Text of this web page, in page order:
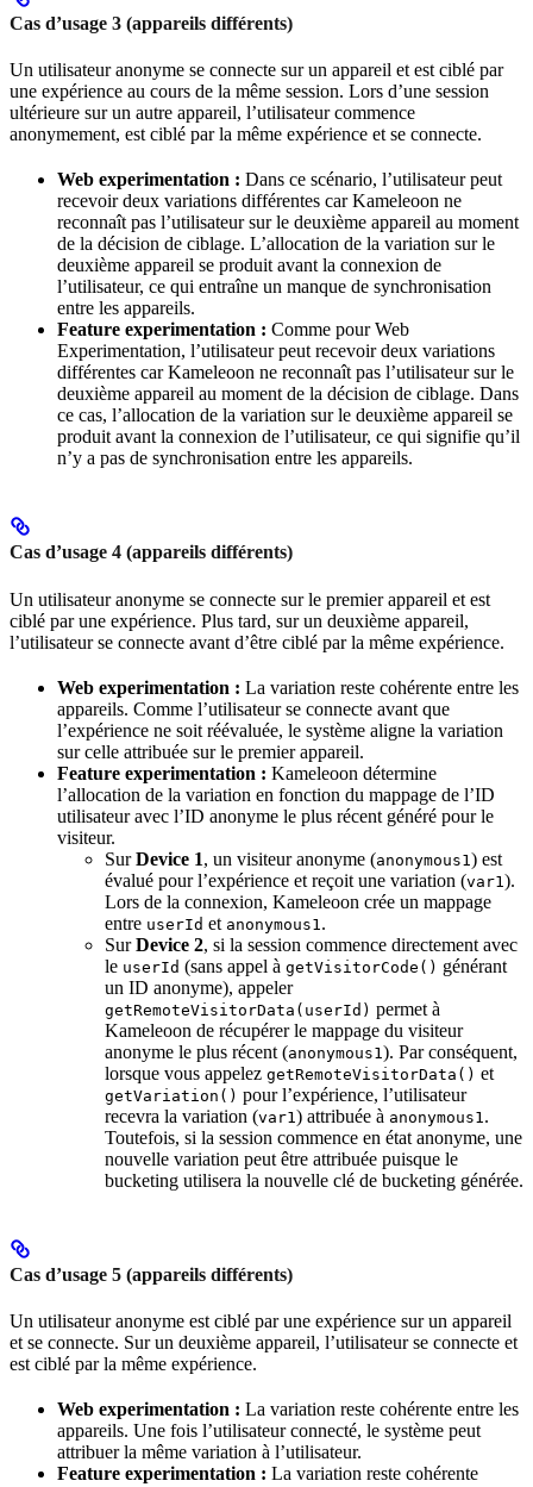
Cas d’usage 3 (appareils différents)
Un utilisateur anonyme se connecte sur un appareil et est ciblé par
une expérience au cours de la même session. Lors d’une session
ultérieure sur un autre appareil, l’utilisateur commence
anonymement, est ciblé par la même expérience et se connecte.
Web experimentation : Dans ce scénario, l’utilisateur peut
recevoir deux variations différentes car Kameleoon ne
reconnaît pas l’utilisateur sur le deuxième appareil au moment
de la décision de ciblage. L’allocation de la variation sur le
deuxième appareil se produit avant la connexion de
l’utilisateur, ce qui entraîne un manque de synchronisation
entre les appareils.
Feature experimentation : Comme pour Web
Experimentation, l’utilisateur peut recevoir deux variations
différentes car Kameleoon ne reconnaît pas l’utilisateur sur le
deuxième appareil au moment de la décision de ciblage. Dans
ce cas, l’allocation de la variation sur le deuxième appareil se
produit avant la connexion de l’utilisateur, ce qui signifie qu’il
n’y a pas de synchronisation entre les appareils.
Cas d’usage 4 (appareils différents)
Un utilisateur anonyme se connecte sur le premier appareil et est
ciblé par une expérience. Plus tard, sur un deuxième appareil,
l’utilisateur se connecte avant d’être ciblé par la même expérience.
Web experimentation : La variation reste cohérente entre les
appareils. Comme l’utilisateur se connecte avant que
l’expérience ne soit réévaluée, le système aligne la variation
sur celle attribuée sur le premier appareil.
Feature experimentation : Kameleoon détermine
l’allocation de la variation en fonction du mappage de l’ID
utilisateur avec l’ID anonyme le plus récent généré pour le
visiteur.
SurDevice 1, un visiteur anonyme (anonymous1 ) est
évalué pour l’expérience et reçoit une variation (var1 ).
Lors de la connexion, Kameleoon crée un mappage
entre userId et anonymous1 .
SurDevice 2, si la session commence directement avec
le userId (sans appel à getVisitorCode() générant
un ID anonyme), appeler
getRemoteVisitorData(userId) permet à
Kameleoon de récupérer le mappage du visiteur
anonyme le plus récent (anonymous1 ). Par conséquent,
lorsque vous appelez getRemoteVisitorData() et
getVariation() pour l’expérience, l’utilisateur
recevra la variation (var1 ) attribuée à anonymous1 .
Toutefois, si la session commence en état anonyme, une
nouvelle variation peut être attribuée puisque le
bucketing utilisera la nouvelle clé de bucketing générée.
Cas d’usage 5 (appareils différents)
Un utilisateur anonyme est ciblé par une expérience sur un appareil
et se connecte. Sur un deuxième appareil, l’utilisateur se connecte et
est ciblé par la même expérience.
Web experimentation : La variation reste cohérente entre les
appareils. Une fois l’utilisateur connecté, le système peut
attribuer la même variation à l’utilisateur.
Feature experimentation : La variation reste cohérente